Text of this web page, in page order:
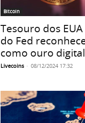
Bitcoin
Tesouro dos
do Fed
como ouro digital
Livecoins - 08/12/2024 17:32